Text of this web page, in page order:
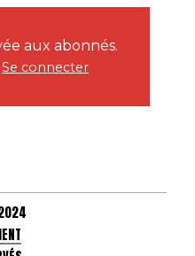
aux abonnés.
Se connecter